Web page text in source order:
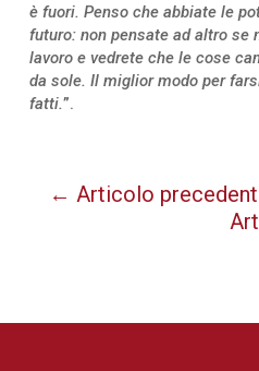
è fuori. Penso che abbiate le
futuro: non pensate ad altro se
lavoro e vedrete che le cose
da sole. Il miglior modo per
fatti.”.
← Articolo